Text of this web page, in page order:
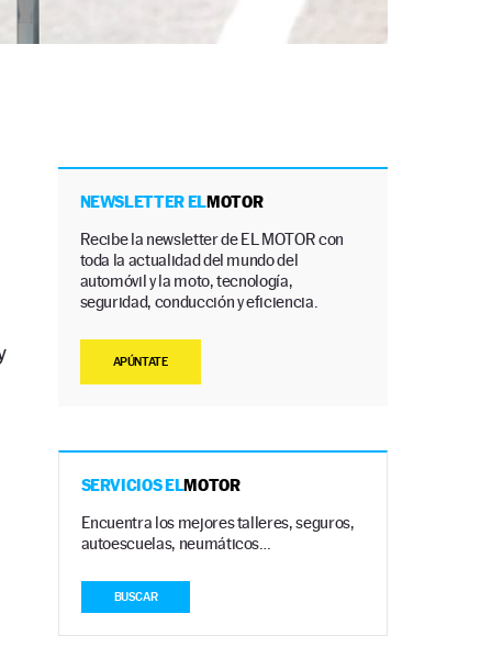
NEWSLETTER ELMOTOR
Recibe la newsletter de EL MOTOR con
toda la actualidad del mundo del
automóvil y la moto, tecnología,
seguridad, conducción y eficiencia.
APÚNTATE
SERVICIOS ELMOTOR
Encuentra los mejores talleres, seguros,
autoescuelas, neumáticos…
BUSCAR